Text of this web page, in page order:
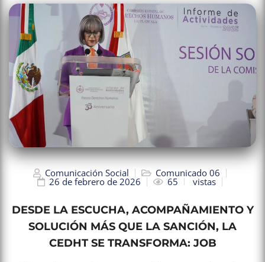
Comunicación Social Comunicado 06
26 de febrero de 2026 65 vistas
DESDE LA ESCUCHA, ACOMPAÑAMIENTO Y
SOLUCIÓN MÁS QUE LA SANCIÓN, LA
CEDHT SE TRANSFORMA: JOB